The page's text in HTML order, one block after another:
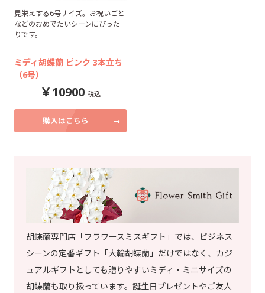
見栄えする6号サイズ。お祝いごと
などのおめでたいシーンにぴった
りです。
ミディ胡蝶蘭 ピンク 3本立ち
（6号）
10900
購入はこちら
胡蝶蘭専門店「フラワースミスギフト」では、ビジネス
シーンの定番ギフト「大輪胡蝶蘭」だけではなく、カジ
ュアルギフトとしても贈りやすいミディ・ミニサイズの
胡蝶蘭も取り扱っています。誕生日プレゼントやご友人